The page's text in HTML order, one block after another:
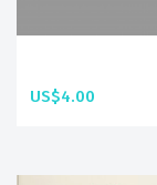
US$4.00